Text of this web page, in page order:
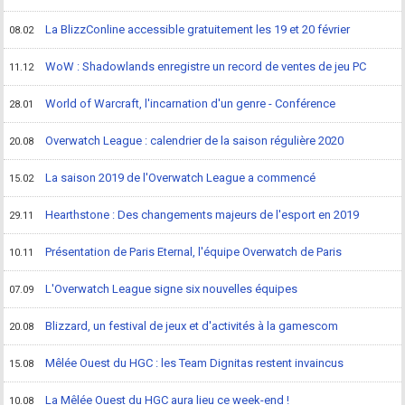
08.02 La BlizzConline accessible gratuitement les 19 et 20 février
11.12 WoW : Shadowlands enregistre un record de ventes de jeu PC
28.01 World of Warcraft, l'incarnation d'un genre - Conférence
20.08 Overwatch League : calendrier de la saison régulière 2020
15.02 La saison 2019 de l'Overwatch League a commencé
29.11 Hearthstone : Des changements majeurs de l'esport en 2019
10.11 Présentation de Paris Eternal, l'équipe Overwatch de Paris
07.09 L'Overwatch League signe six nouvelles équipes
20.08 Blizzard, un festival de jeux et d'activités à la gamescom
15.08 Mêlée Ouest du HGC : les Team Dignitas restent invaincus
10.08 La Mêlée Ouest du HGC aura lieu ce week-end !